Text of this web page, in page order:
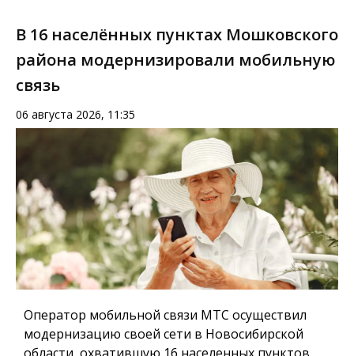
В 16 населённых пунктах Мошковского
района модернизировали мобильную
связь
06 августа 2026, 11:35
Оператор мобильной связи МТС осуществил
модернизацию своей сети в Новосибирской